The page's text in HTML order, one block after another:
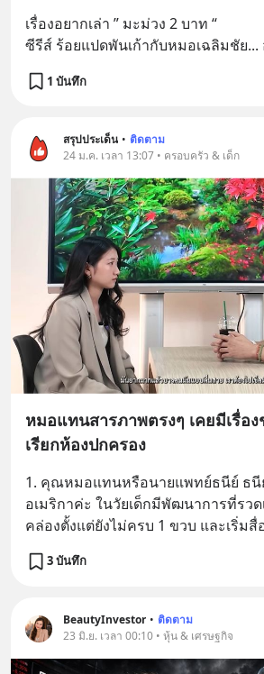
เรื่องอยากเล่า ” มะม่วง 2 บาท “
ซีรีส์ ร้อยแปดพันเก้ากับหมอเฉลิมชัย...
1 บันทึก
สรุปประเด็น • ติดตาม
24 ม.ค. เวลา 13:07 • ครอบครัว & เด็ก
หมอแทนสารภาพตรงๆ เคยมีเรื่อ
เรียกห้องปกครอง
1. คุณหมอแทนหรือนายแพทย์ธนีย์ ธนี
อเมริกาค่ะ ในวัยเด็กมีพัฒนาการที่รวด
คล่องตั้งแต่ยังไม่ครบ 1 ขวบ และเริ่มสื่
3 บันทึก
BeautyInvestor • ติดตาม
23 มิ.ย. เวลา 00:10 • หุ้น & เศรษฐกิจ